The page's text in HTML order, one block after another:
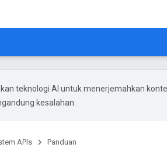
teknologi AI untuk menerjemahkan
kesalahan.
APIs Panduan